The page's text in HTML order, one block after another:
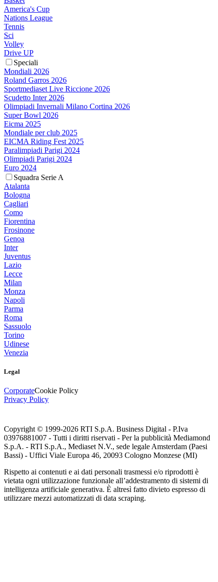
America's Cup
Nations League
Tennis
Sci
Volley
Drive UP
Speciali
Mondiali 2026
Roland Garros 2026
Sportmediaset Live Riccione 2026
Scudetto Inter 2026
Olimpiadi Invernali Milano Cortina 2026
Super Bowl 2026
Eicma 2025
Mondiale per club 2025
EICMA Riding Fest 2025
Paralimpiadi Parigi 2024
Olimpiadi Parigi 2024
Euro 2024
Squadra Serie A
Atalanta
Bologna
Cagliari
Como
Fiorentina
Frosinone
Genoa
Inter
Juventus
Lazio
Lecce
Milan
Monza
Napoli
Parma
Roma
Sassuolo
Torino
Udinese
Venezia
Legal
CorporateCookie Policy
Privacy Policy
Copyright © 1999-2026 RTI S.p.A. Business Digital - P.Iva
03976881007 - Tutti i diritti riservati - Per la pubblicità Mediamond
S.p.A. - RTI S.p.A., Mediaset N.V., sede legale Amsterdam (Paesi
Bassi) - Uffici Viale Europa 46, 20093 Cologno Monzese (MI)
Rispetto ai contenuti e ai dati personali trasmessi e/o riprodotti è
vietata ogni utilizzazione funzionale all’addestramento di sistemi di
intelligenza artificiale generativa. È altresì fatto divieto espresso di
utilizzare mezzi automatizzati di data scraping.